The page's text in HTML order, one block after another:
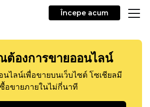
Începe acum
องการขายออนไลน์
นไลน์เพื่อขายบนเว็บไซต์ โซเชียลมี
อขายภายในไม่กี่นาที